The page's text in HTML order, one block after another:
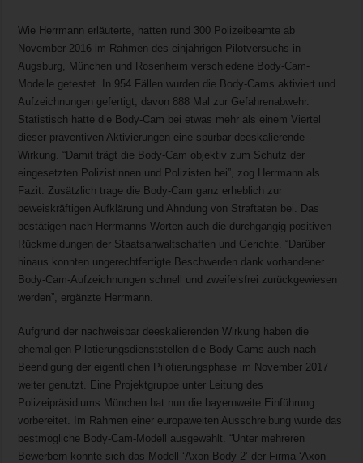
Wie Herrmann erläuterte, hatten rund 300 Polizeibeamte ab
November 2016 im Rahmen des einjährigen Pilotversuchs in
Augsburg, München und Rosenheim verschiedene Body-Cam-
Modelle getestet. In 954 Fällen wurden die Body-Cams aktiviert und
Aufzeichnungen gefertigt, davon 888 Mal zur Gefahrenabwehr.
Statistisch hatte die Body-Cam bei etwas mehr als einem Viertel
dieser präventiven Aktivierungen eine spürbar deeskalierende
Wirkung. “Damit trägt die Body-Cam objektiv zum Schutz der
eingesetzten Polizistinnen und Polizisten bei”, zog Herrmann als
Fazit. Zusätzlich trage die Body-Cam ganz erheblich zur
beweiskräftigen Aufklärung und Ahndung von Straftaten bei. Das
bestätigen nach Herrmanns Worten auch die durchgängig positiven
Rückmeldungen der Staatsanwaltschaften und Gerichte. “Darüber
hinaus konnten ungerechtfertigte Beschwerden dank vorhandener
Body-Cam-Aufzeichnungen schnell und zweifelsfrei zurückgewiesen
werden”, ergänzte Herrmann.
Aufgrund der nachweisbar deeskalierenden Wirkung haben die
ehemaligen Pilotierungsdienststellen die Body-Cams auch nach
Beendigung der eigentlichen Pilotierungsphase im November 2017
weiter genutzt. Eine Projektgruppe unter Leitung des
Polizeipräsidiums München hat nun die bayernweite Einführung
vorbereitet. Im Rahmen einer europaweiten Ausschreibung wurde das
bestmögliche Body-Cam-Modell ausgewählt. “Unter mehreren
Bewerbern konnte sich das Modell ‘Axon Body 2’ der Firma ‘Axon